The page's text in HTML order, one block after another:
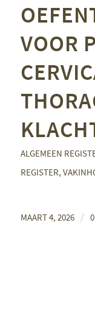
VOOR
ALGEMEEN
REGISTER,
MAART 4, 2026 /